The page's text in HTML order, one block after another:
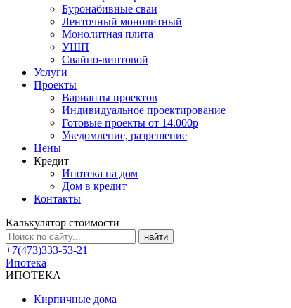
Буронабивные сваи
Ленточный монолитный
Монолитная плита
УШП
Свайно-винтовой
Услуги
Проекты
Варианты проектов
Индивидуальное проектирование
Готовые проекты от 14.000р
Уведомление, разрешение
Цены
Кредит
Ипотека на дом
Дом в кредит
Контакты
Калькулятор стоимости
+7(473)333-53-21
Ипотека
ИПОТЕКА
Кирпичные дома